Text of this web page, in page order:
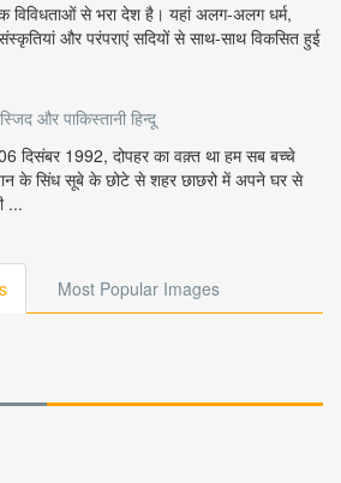
विविधताओं से भरा देश है। यहां अलग-अलग धर्म,
और परंपराएं सदियों से साथ-साथ विकसित हुई
और पाकिस्तानी हिन्दू
दिसंबर 1992, दोपहर का वक़्त था हम सब बच्चे
के सिंध सूबे के छोटे से शहर छाछरो में अपने घर से
...
Most Popular Images